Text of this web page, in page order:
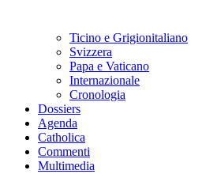
Ticino e Grigionitaliano
Svizzera
Papa e Vaticano
Internazionale
Cronologia
Dossiers
Agenda
Catholica
Commenti
Multimedia